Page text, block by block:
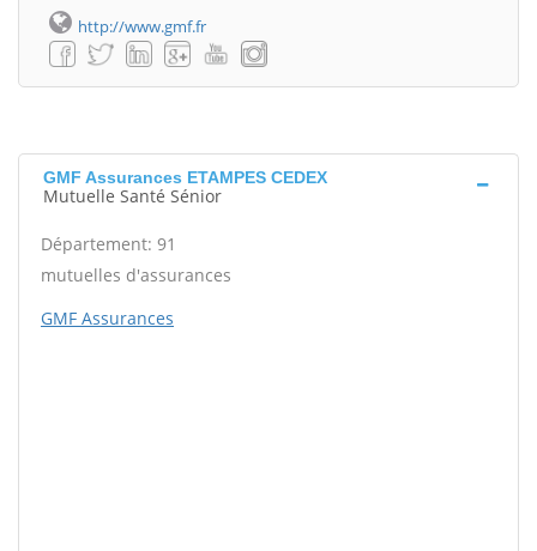
http://www.gmf.fr
GMF Assurances ETAMPES CEDEX
Mutuelle Santé Sénior
Département: 91
mutuelles d'assurances
GMF Assurances